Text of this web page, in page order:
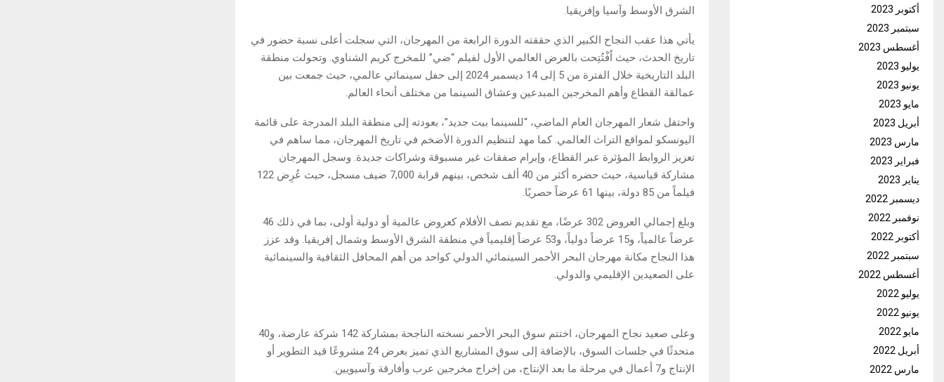
الشرق الأوسط وآسيا وإفريقيا.
يأتي هذا عقب النجاح الكبير الذي حققته الدورة الرابعة من المهرجان، التي سجلت أعلى نسبة حضور في
تاريخ الحدث، حيث اُفْتُتِحت بالعرض العالمي الأول لفيلم “ضي” للمخرج كريم الشناوي. وتحولت منطقة
البلد التاريخية خلال الفترة من 5 إلى 14 ديسمبر 2024 إلى حفل سينمائي عالمي، حيث جمعت بين
عمالقة القطاع وأهم المخرجين المبدعين وعشاق السينما من مختلف أنحاء العالم.
واحتفل شعار المهرجان العام الماضي، “للسينما بيت جديد”، بعودته إلى منطقة البلد المدرجة على قائمة
اليونسكو لمواقع التراث العالمي. كما مهد لتنظيم الدورة الأضخم في تاريخ المهرجان، مما ساهم في
تعزيز الروابط المؤثرة عبر القطاع، وإبرام صفقات غير مسبوقة وشراكات جديدة. وسجل المهرجان
مشاركة قياسية، حيث حضره أكثر من 40 ألف شخص، بينهم قرابة 7,000 ضيف مسجل، حيث عُرِض 122
فيلماً من 85 دولة، بينها 61 عرضاً حصريًا.
وبلغ إجمالي العروض 302 عرضًا، مع تقديم نصف الأفلام كعروض عالمية أو دولية أولى، بما في ذلك 46
عرضاً عالمياً، و15 عرضاً دولياً، و53 عرضاً إقليمياً في منطقة الشرق الأوسط وشمال إفريقيا. وقد عزز
هذا النجاح مكانة مهرجان البحر الأحمر السينمائي الدولي كواحد من أهم المحافل الثقافية والسينمائية
على الصعيدين الإقليمي والدولي.
وعلى صعيد نجاح المهرجان، اختتم سوق البحر الأحمر نسخته الناجحة بمشاركة 142 شركة عارضة، و40
متحدثًا في جلسات السوق، بالإضافة إلى سوق المشاريع الذي تميز بعرض 24 مشروعًا قيد التطوير أو
الإنتاج و7 أعمال في مرحلة ما بعد الإنتاج، من إخراج مخرجين عرب وأفارقة وآسيويين.
أكتوبر 2023
سبتمبر 2023
أغسطس 2023
يوليو 2023
يونيو 2023
مايو 2023
أبريل 2023
مارس 2023
فبراير 2023
يناير 2023
ديسمبر 2022
نوفمبر 2022
أكتوبر 2022
سبتمبر 2022
أغسطس 2022
يوليو 2022
يونيو 2022
مايو 2022
أبريل 2022
مارس 2022